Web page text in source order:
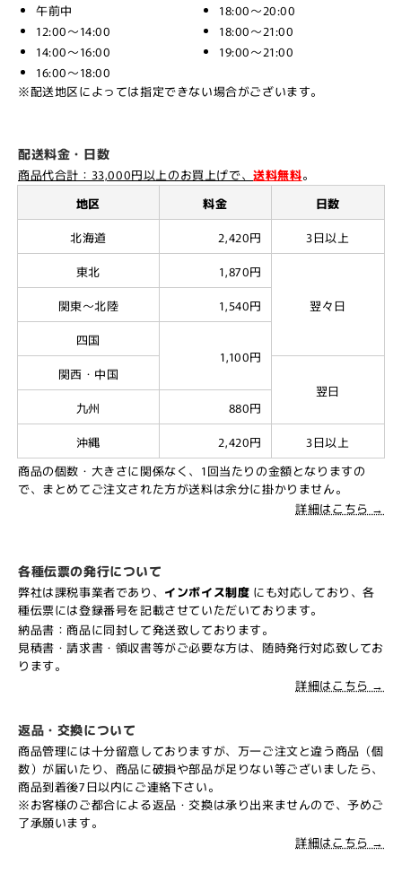
午前中
12:00～14:00
14:00～16:00
16:00～18:00
18:00～20:00
18:00～21:00
19:00～21:00
※配送地区によっては指定できない場合がございます。
配送料金・日数
商品代合計：33,000円以上のお買上げで、送料無料。
地区
料金
日数
北海道
2,420円
3日以上
東北
1,870円
翌々日
関東～北陸
1,540円
四国
1,100円
関西・中国
翌日
九州
880円
沖縄
2,420円
3日以上
商品の個数・大きさに関係なく、1回当たりの金額となりますの
で、まとめてご注文された方が送料は余分に掛かりません。
詳細はこちら →
各種伝票の発行について
弊社は課税事業者であり、 インボイス制度 にも対応しており、各
種伝票には登録番号を記載させていただいております。
納品書：商品に同封して発送致しております。
見積書・請求書・領収書等がご必要な方は、随時発行対応致してお
ります。
詳細はこちら →
返品・交換について
商品管理には十分留意しておりますが、万一ご注文と違う商品（個
数）が届いたり、商品に破損や部品が足りない等ございましたら、
商品到着後7日以内にご連絡下さい。
※お客様のご都合による返品・交換は承り出来ませんので、予めご
了承願います。
詳細はこちら →